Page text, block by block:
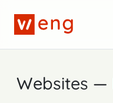
Websites —